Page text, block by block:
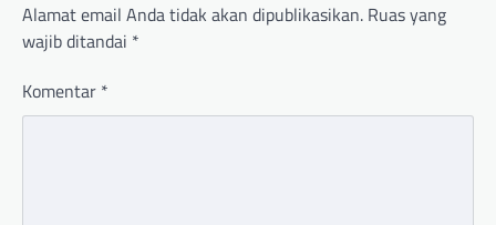
Alamat email Anda tidak akan dipublikasikan. Ruas yang
wajib ditandai *
Komentar *